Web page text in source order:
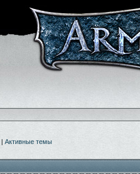
| Активные темы